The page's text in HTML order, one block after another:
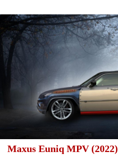
Maxus Euniq MPV (2022)